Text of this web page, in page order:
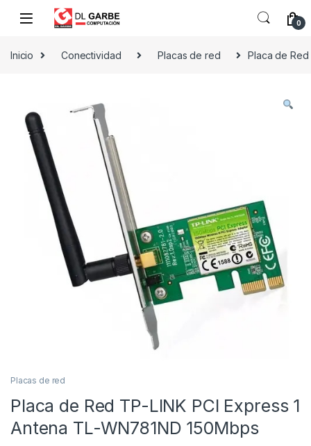
0
Inicio Conectividad Placas de red Placa de Red
Placas de red
Placa de Red TP-LINK PCI Express 1
Antena TL-WN781ND 150Mbps